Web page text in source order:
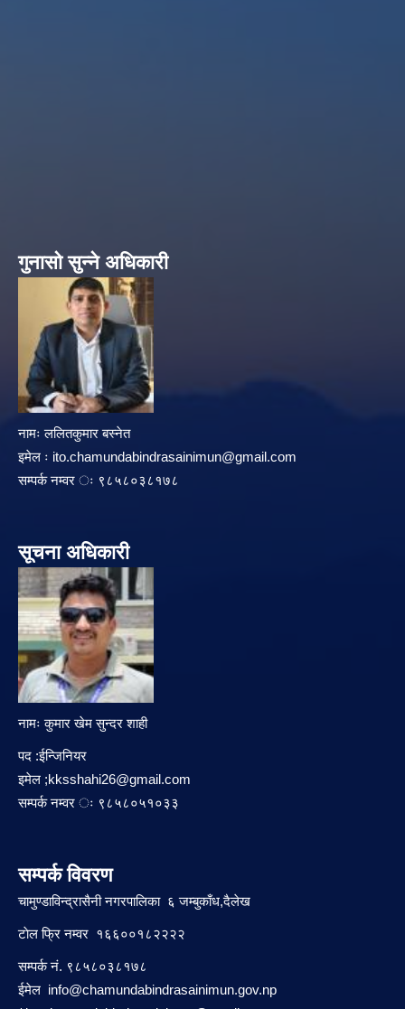
गुनासो सुन्ने अधिकारी
नामः ललितकुमार बस्नेत
इमेल ः ito.chamundabindrasainimun@gmail.com
सम्पर्क नम्वर ः ९८५८०३८१७८
सूचना अधिकारी
नामः कुमार खेम सुन्दर शाही
पद :ईन्जिनियर
इमेल ;kksshahi26@gmail.com
सम्पर्क नम्वर ः ९८५८०५१०३३
सम्पर्क विवरण
चामुण्डाविन्द्रासैनी नगरपालिका ६ जम्बुकाँध,दैलेख
टाेल फ्रि नम्वर १६६००१८२२२२
सम्पर्क नं. ९८५८०३८१७८
ईमेल info@chamundabindrasainimun.gov.np